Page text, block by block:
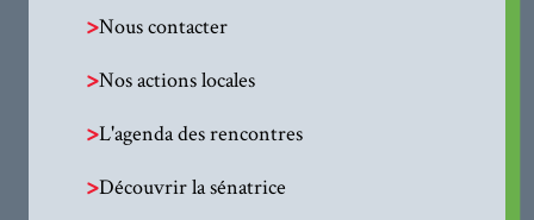
>Nous contacter
>Nos actions locales
>L'agenda des rencontres
>Découvrir la sénatrice